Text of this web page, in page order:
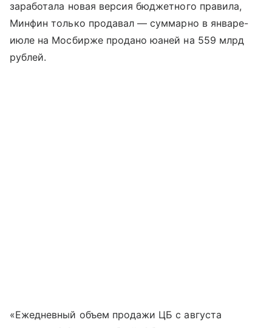
заработала новая версия бюджетного правила,
Минфин только продавал— суммарно в январе-
июле на Мосбирже продано юаней на 559 млрд
рублей.
«Ежедневный объем продажи ЦБ с августа